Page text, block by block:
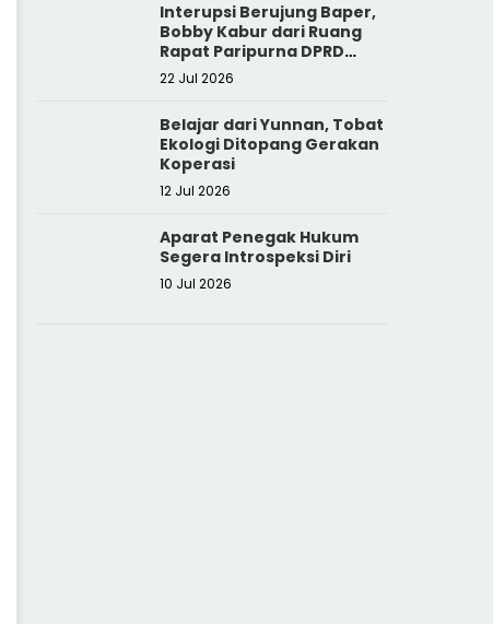
Interupsi Berujung Baper,
Bobby Kabur dari Ruang
Rapat Paripurna DPRD
Sumut
22 Jul 2026
Belajar dari Yunnan, Tobat
Ekologi Ditopang Gerakan
Koperasi
12 Jul 2026
Aparat Penegak Hukum
Segera Introspeksi Diri
10 Jul 2026